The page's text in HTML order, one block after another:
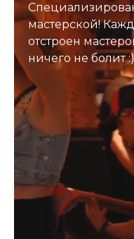
мастерской!
отстроен
ничего не болит :)